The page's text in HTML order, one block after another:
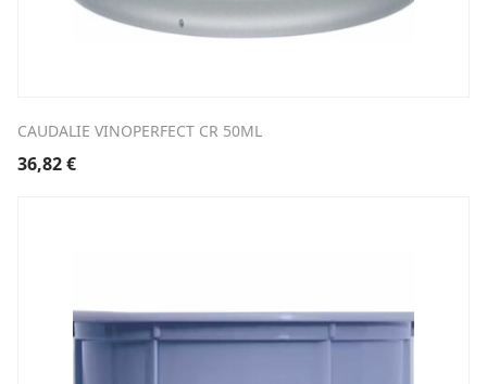
CAUDALIE VINOPERFECT CR 50ML
36,82€